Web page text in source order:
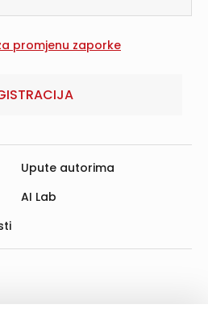
Upute autorima
AI Lab